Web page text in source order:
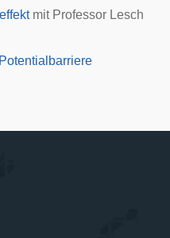
mit Professor Lesch